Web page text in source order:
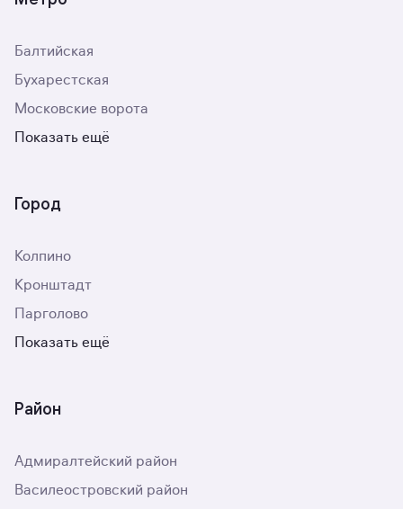
Балтийская
Бухарестская
Московские ворота
Показать ещё
Город
Колпино
Кронштадт
Парголово
Показать ещё
Район
Адмиралтейский район
Василеостровский район